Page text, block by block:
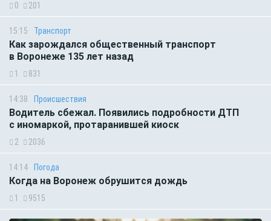
0 201
15:15 Транспорт
Как зарождался общественный транспорт
в Воронеже 135 лет назад
1 831
14:38 Происшествия
Водитель сбежал. Появились подробности ДТП
с иномаркой, протаранившей киоск
2 2036
14:14 Погода
Когда на Воронеж обрушится дождь
1 9515